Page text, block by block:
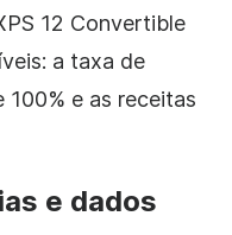
12 Convertible
a taxa de
100% e as receitas
e dados